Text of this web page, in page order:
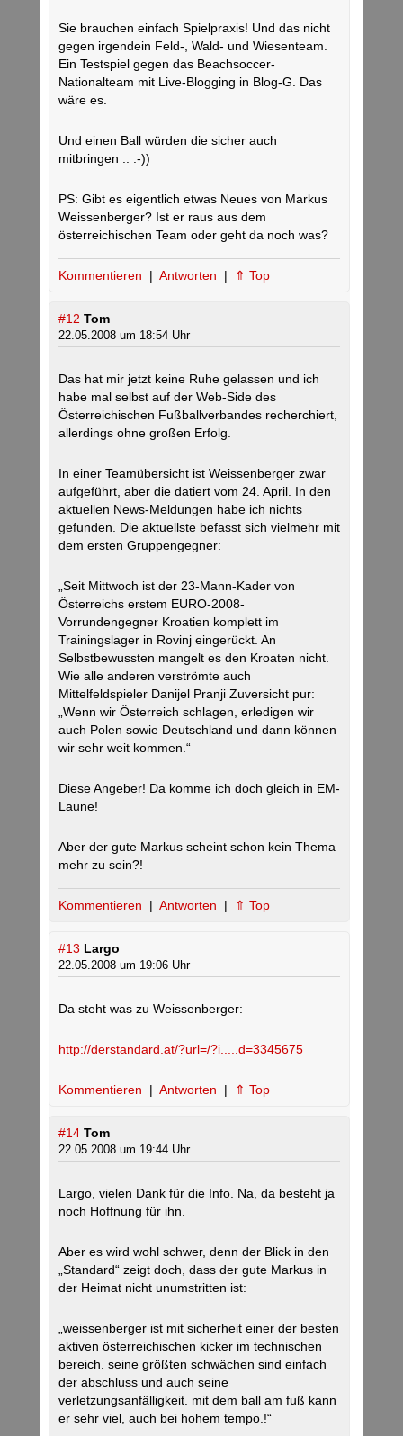
Sie brauchen einfach Spielpraxis! Und das nicht
gegen irgendein Feld-, Wald- und Wiesenteam.
Ein Testspiel gegen das Beachsoccer-
Nationalteam mit Live-Blogging in Blog-G. Das
wäre es.
Und einen Ball würden die sicher auch
mitbringen .. :-))
PS: Gibt es eigentlich etwas Neues von Markus
Weissenberger? Ist er raus aus dem
österreichischen Team oder geht da noch was?
Kommentieren | Antworten | ⇑ Top
#12 Tom
22.05.2008 um 18:54 Uhr
Das hat mir jetzt keine Ruhe gelassen und ich
habe mal selbst auf der Web-Side des
Österreichischen Fußballverbandes recherchiert,
allerdings ohne großen Erfolg.
In einer Teamübersicht ist Weissenberger zwar
aufgeführt, aber die datiert vom 24. April. In den
aktuellen News-Meldungen habe ich nichts
gefunden. Die aktuellste befasst sich vielmehr mit
dem ersten Gruppengegner:
„Seit Mittwoch ist der 23-Mann-Kader von
Österreichs erstem EURO-2008-
Vorrundengegner Kroatien komplett im
Trainingslager in Rovinj eingerückt. An
Selbstbewussten mangelt es den Kroaten nicht.
Wie alle anderen verströmte auch
Mittelfeldspieler Danijel Pranji Zuversicht pur:
„Wenn wir Österreich schlagen, erledigen wir
auch Polen sowie Deutschland und dann können
wir sehr weit kommen.“
Diese Angeber! Da komme ich doch gleich in EM-
Laune!
Aber der gute Markus scheint schon kein Thema
mehr zu sein?!
Kommentieren | Antworten | ⇑ Top
#13 Largo
22.05.2008 um 19:06 Uhr
Da steht was zu Weissenberger:
http://derstandard.at/?url=/?i.....d=3345675
Kommentieren | Antworten | ⇑ Top
#14 Tom
22.05.2008 um 19:44 Uhr
Largo, vielen Dank für die Info. Na, da besteht ja
noch Hoffnung für ihn.
Aber es wird wohl schwer, denn der Blick in den
„Standard“ zeigt doch, dass der gute Markus in
der Heimat nicht unumstritten ist:
„weissenberger ist mit sicherheit einer der besten
aktiven österreichischen kicker im technischen
bereich. seine größten schwächen sind einfach
der abschluss und auch seine
verletzungsanfälligkeit. mit dem ball am fuß kann
er sehr viel, auch bei hohem tempo.!“